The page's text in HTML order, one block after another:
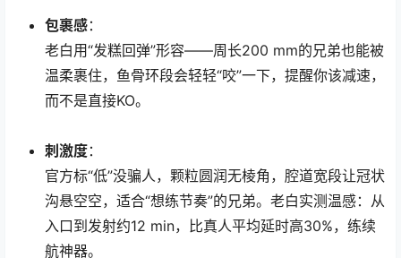
包裹感：
老白用“发糕回弹”形容——周长200 mm的兄弟也能被
温柔裹住，鱼骨环段会轻轻“咬”一下，提醒你该减速，
而不是直接KO。
刺激度：
官方标“低”没骗人，颗粒圆润无棱角，腔道宽段让冠状
沟悬空空，适合“想练节奏”的兄弟。老白实测温感：从
入口到发射约12 min，比真人平均延时高30%，练续
航神器。